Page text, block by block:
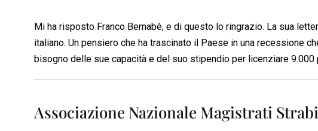
Mi ha risposto Franco Bernabè, e di questo lo ringrazio. La sua
italiano. Un pensiero che ha trascinato il Paese in una recessione
bisogno delle sue capacità e del suo stipendio per licenziare 9.000
Associazione Nazionale Magistrati